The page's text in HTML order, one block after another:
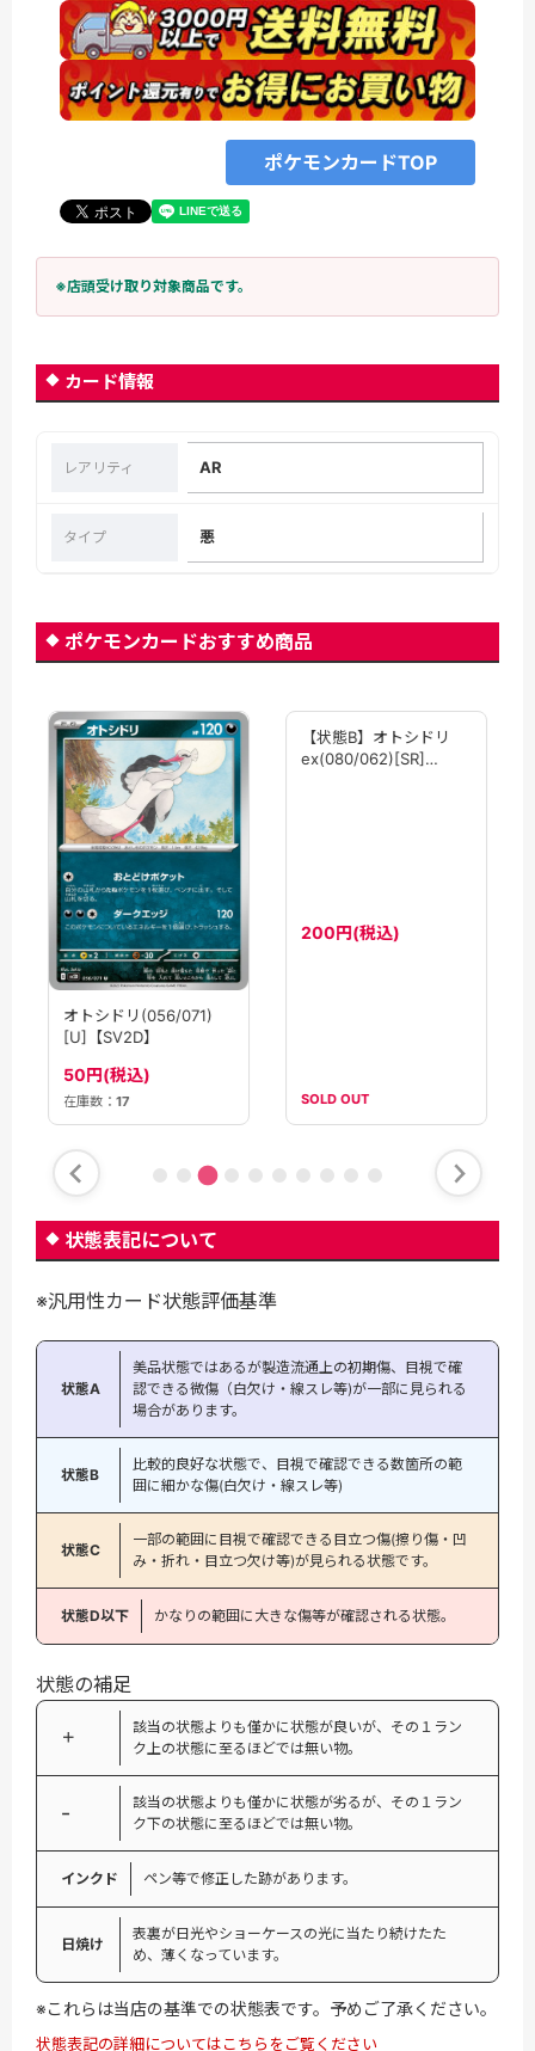
ポケモンカードTOP
※店頭受け取り対象商品です。
カード情報
レアリティ AR
タイプ 悪
ポケモンカードおすすめ商品
オトシドリ(056/071)
[U]【SV2D】
50円(税込)
在庫数： 17 SOLD OUT
状態表記について
※汎用性カード状態評価基準
状態A
美品状態ではあるが製造流通上の初期傷、目視で確
認できる微傷（白欠け・線スレ等)が一部に見られる
場合があります。
状態B
比較的良好な状態で、目視で確認できる数箇所の範
囲に細かな傷(白欠け・線スレ等)
状態C
一部の範囲に目視で確認できる目立つ傷(擦り傷・凹
み・折れ・目立つ欠け等)が見られる状態です。
状態D以下 かなりの範囲に大きな傷等が確認される状態。
状態の補足
＋
該当の状態よりも僅かに状態が良いが、その１ラン
ク上の状態に至るほどでは無い物。
−
該当の状態よりも僅かに状態が劣るが、その１ラン
ク下の状態に至るほどでは無い物。
インクド ペン等で修正した跡があります。
日焼け
表裏が日光やショーケースの光に当たり続けたた
め、薄くなっています。
※これらは当店の基準での状態表です。予めご了承ください。